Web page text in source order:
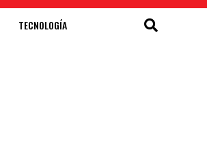
TECNOLOGÍA